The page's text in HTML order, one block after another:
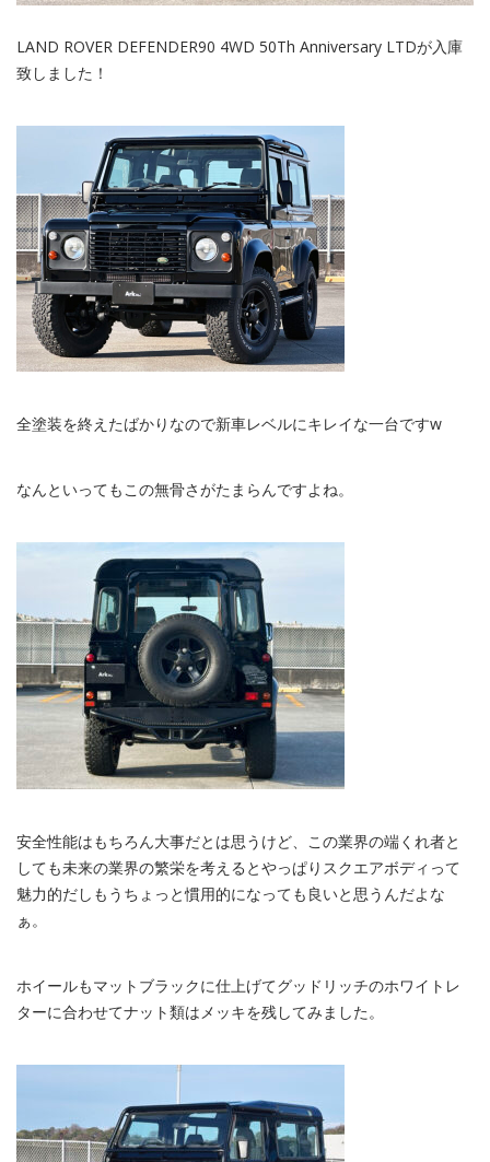
LAND ROVER DEFENDER90 4WD 50Th Anniversary LTDが入庫
致しました！
全塗装を終えたばかりなので新車レベルにキレイな一台ですw
なんといってもこの無骨さがたまらんですよね。
安全性能はもちろん大事だとは思うけど、この業界の端くれ者と
しても未来の業界の繁栄を考えるとやっぱりスクエアボディって
魅力的だしもうちょっと慣用的になっても良いと思うんだよな
ぁ。
ホイールもマットブラックに仕上げてグッドリッチのホワイトレ
ターに合わせてナット類はメッキを残してみました。